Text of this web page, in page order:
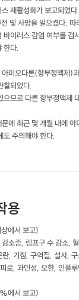
재활성화가 보고되었다.
및 사망을 일으켰다.
이러스 감염 여부를 검
한다.
미오다론(항부정맥제)
찰되었다.
으므로 다른 항부정맥제
에 최근 몇 개월 내에
도 주의해야 한다.
용
에서 보고)
소증, 림프구 수 감소,
, 기침, 구역질, 설사,
로, 과민성, 오한, 인플
에서 보고)